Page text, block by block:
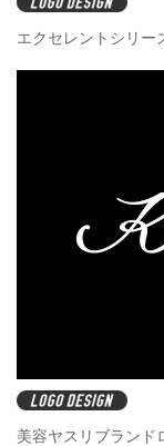
エクセレントシリー
美容ヤスリブランド